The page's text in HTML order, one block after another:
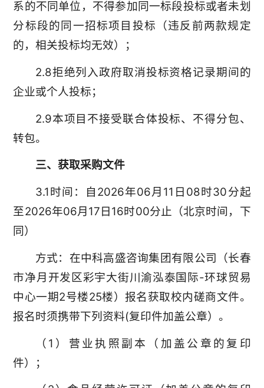
系的不同单位，不得参加同一标段投标或者未划
分标段的同一招标项目投标（违反前两款规定
的，相关投标均无效）；
2.8拒绝列入政府取消投标资格记录期间的
企业或个人投标；
2.9本项目不接受联合体投标、不得分包、
转包。
三、获取采购文件
3.1时间：自2026年06月11日08时30分起
至2026年06月17日16时00分止（北京时间，下
同）
方式：在中科高盛咨询集团有限公司（长春
市净月开发区彩宇大街川渝泓泰国际-环球贸易
中心一期2号楼25楼）报名获取校内磋商文件。
报名时须携带下列资料(复印件加盖公章）。
（1）营业执照副本（加盖公章的复印
件）；